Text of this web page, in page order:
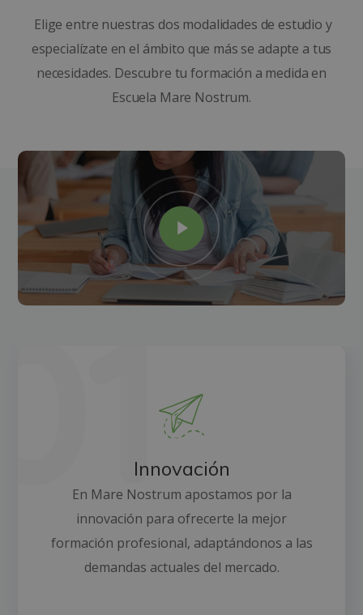
Elige entre nuestras dos modalidades de estudio y
especialízate en el ámbito que más se adapte a tus
necesidades. Descubre tu formación a medida en
Escuela Mare Nostrum.
Innovación
En Mare Nostrum apostamos por la
innovación para ofrecerte la mejor
formación profesional, adaptándonos a las
demandas actuales del mercado.